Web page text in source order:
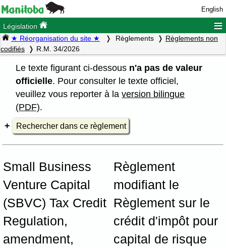
English
Législation ≡
★ Réorganisation du site ★ Règlements
Règlements non
codifiés
R.M. 34/2026
Le texte figurant ci-dessous n'a pas de valeur
officielle. Pour consulter le texte officiel,
veuillez vous reporter à laversion bilingue
(PDF).
Rechercher dans ce règlement
Small Business
Venture Capital
(SBVC) Tax Credit
Regulation,
amendment,
Règlement
modifiant le
Règlement sur le
crédit d'impôt pour
capital de risque